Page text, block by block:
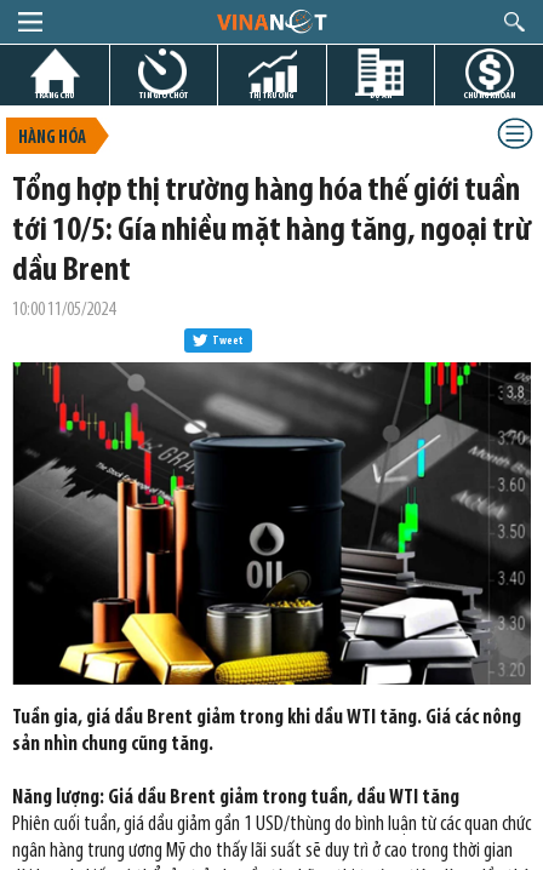
TRANG CHỦ TIN GIỜ CHÓT THỊ TRƯỜNG DỰ ÁN CHỨNG KHOÁN
HÀNG HÓA
Tổng hợp thị trường hàng hóa thế giới tuần
tới 10/5: Gía nhiều mặt hàng tăng, ngoại trừ
dầu Brent
10:00 11/05/2024
Tweet
Tuần gia, giá dầu Brent giảm trong khi dầu WTI tăng. Giá các nông
sản nhìn chung cũng tăng.
Năng lượng: Giá dầu Brent giảm trong tuần, dầu WTI tăng
Phiên cuối tuần, giá dầu giảm gần 1 USD/thùng do bình luận từ các quan chức
ngân hàng trung ương Mỹ cho thấy lãi suất sẽ duy trì ở cao trong thời gian